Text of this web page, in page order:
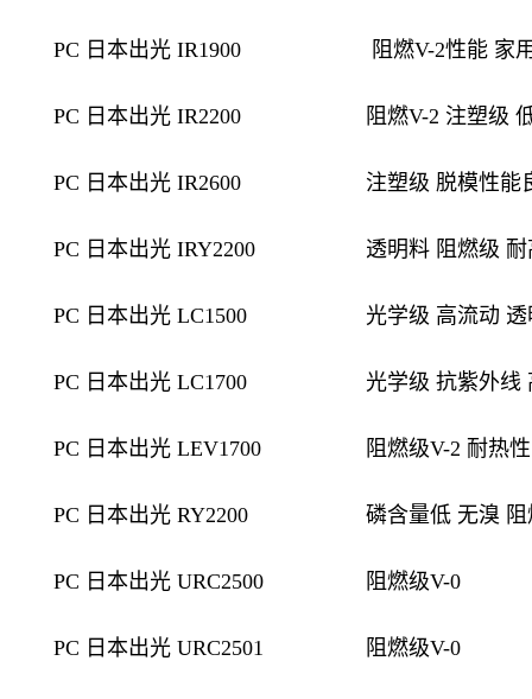
PC 日本出光 IR1900 阻燃V-2性能 家
PC 日本出光 IR2200 阻燃V-2 注塑级
PC 日本出光 IR2600 注塑级 脱模性能
PC 日本出光 IRY2200 透明料 阻燃级
PC 日本出光 LC1500 光学级 高流动
PC 日本出光 LC1700 光学级 抗紫外线
PC 日本出光 LEV1700 阻燃级V-2 耐热
PC 日本出光 RY2200 磷含量低 无溴
PC 日本出光 URC2500 阻燃级V-0
PC 日本出光 URC2501 阻燃级V-0